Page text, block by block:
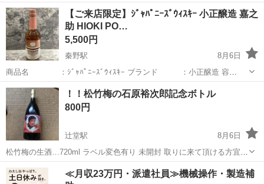
ーク 容量 ：700ml 銘柄 ：ヴァイキングプライド
年数 ：18年 開封確認 ：未開封 商品お問い合わせ番
号：1...
神奈川 秦野市 秦野駅 ウイスキー ハイランドパーク
【ご来店限定】ｼﾞｬﾊﾟﾆｰｽﾞｳｨｽｷｰ 小正醸造 嘉之
助 HIOKI PO…
5,500円
秦野駅
8月6日
商品名 ：ｼﾞｬﾊﾟﾆｰｽﾞｳｨｽｷｰ ブランド ：小正醸造 容
量 ：700ml 開封確認 ：未開封 商品お問い合わせ番
号：1046008987362 こちらはリサイクルショップ、...
神奈川 秦野市 秦野駅 ウイスキー HIOKI
！！松竹梅の石原裕次郎記念ボトル
800円
辻堂駅
8月6日
松竹梅の生酒…720ml ラベル変色有り 未開封 取りに来て頂ける方宜し
くお願い致します。
神奈川 藤沢市 辻堂駅 日本酒
≪月収23万円・派遣社員≫機械操作・製造補